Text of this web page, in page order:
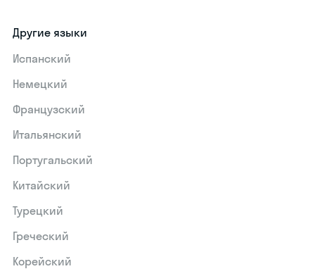
Другие языки
Испанский
Немецкий
Французский
Итальянский
Португальский
Китайский
Турецкий
Греческий
Корейский